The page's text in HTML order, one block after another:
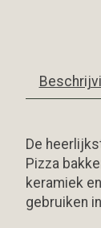
De
Pizza
keramiek
gebruiken